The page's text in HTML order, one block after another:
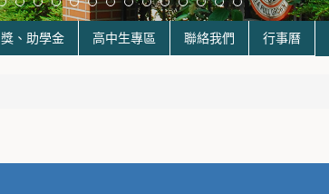
獎、助學金 高中生專區 聯絡我們 行事曆